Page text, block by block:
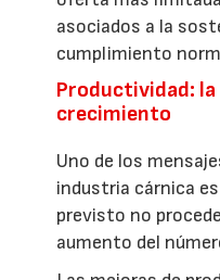
asociados a la
cumplimiento
Productividad: la
crecimiento
Uno de los
industria cárnica
previsto no
aumento del